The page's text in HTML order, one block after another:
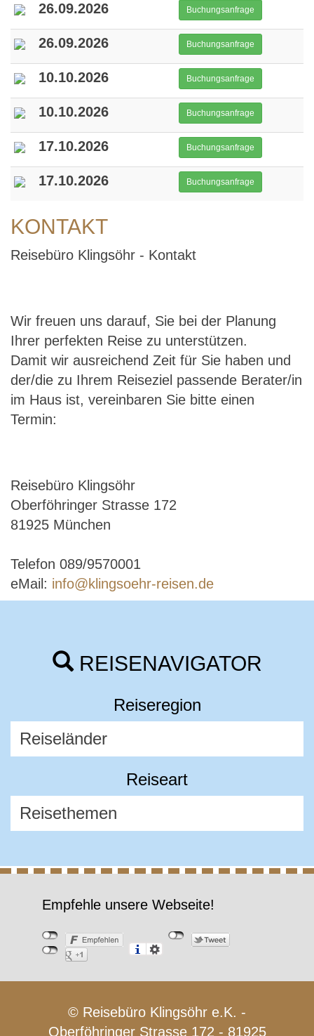
26.09.2026
Buchungsanfrage
26.09.2026 Buchungsanfrage
10.10.2026 Buchungsanfrage
10.10.2026 Buchungsanfrage
17.10.2026 Buchungsanfrage
17.10.2026 Buchungsanfrage
KONTAKT
Reisebüro Klingsöhr - Kontakt
Wir freuen uns darauf, Sie bei der Planung
Ihrer perfekten Reise zu unterstützen.
Damit wir ausreichend Zeit für Sie haben und
der/die zu Ihrem Reiseziel passende Berater/in
im Haus ist, vereinbaren Sie bitte einen
Termin:
Reisebüro Klingsöhr
Oberföhringer Strasse 172
81925 München
Telefon 089/9570001
eMail: info@klingsoehr-reisen.de
REISENAVIGATOR
Reiseregion
Reiseart
Empfehle unsere Webseite!
© Reisebüro Klingsöhr e.K. -
Oberföhringer Strasse 172 - 81925